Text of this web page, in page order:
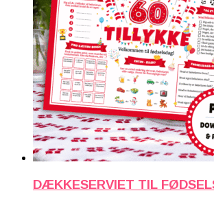
DÆKKESERVIET TIL